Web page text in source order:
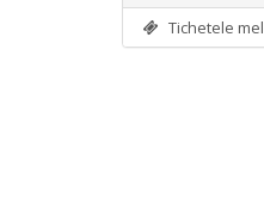
Tichetele